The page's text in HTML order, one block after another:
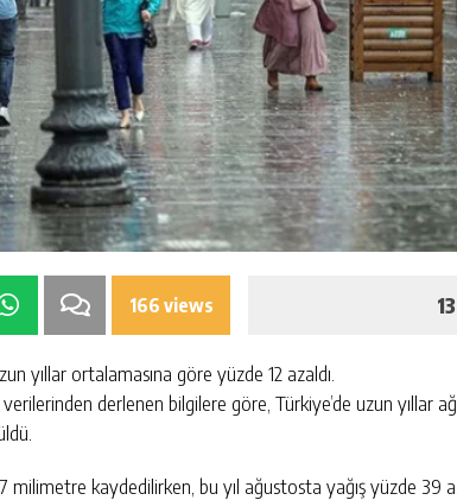
166 views
yıllar ortalamasına göre yüzde 12 azaldı.
derlenen bilgilere göre, Türkiye’de uzun yıllar
milimetre kaydedilirken, bu yıl ağustosta yağış yüzde 39